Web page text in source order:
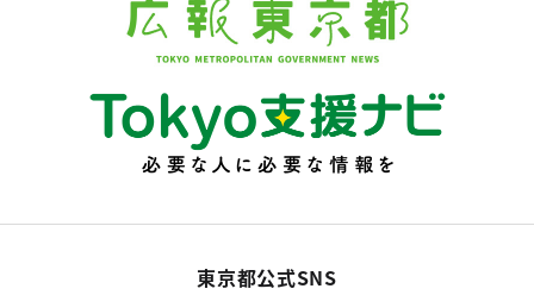
東京都公式SNS